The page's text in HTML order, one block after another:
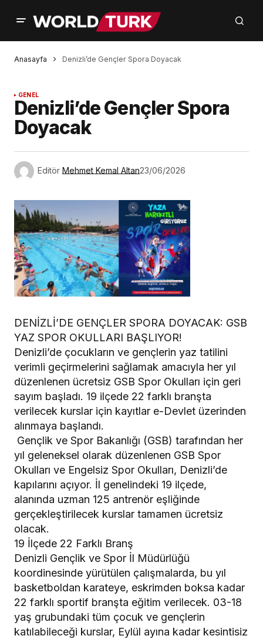
Anasayfa Denizli’de Gençler Spora Doyacak
GENEL
Denizli’de Gençler Spora
Doyacak
Editör Mehmet Kemal Altan23/06/2026
​DENİZLİ’DE GENÇLER SPORA DOYACAK: GSB
YAZ SPOR OKULLARI BAŞLIYOR!
​Denizli’de çocukların ve gençlerin yaz tatilini
verimli geçirmelerini sağlamak amacıyla her yıl
düzenlenen ücretsiz GSB Spor Okulları için geri
sayım başladı. 19 ilçede 22 farklı branşta
verilecek kurslar için kayıtlar e-Devlet üzerinden
alınmaya başlandı.
​ Gençlik ve Spor Bakanlığı (GSB) tarafından her
yıl geleneksel olarak düzenlenen GSB Spor
Okulları ve Engelsiz Spor Okulları, Denizli’de
kapılarını açıyor. İl genelindeki 19 ilçede,
alanında uzman 125 antrenör eşliğinde
gerçekleştirilecek kurslar tamamen ücretsiz
olacak.
​19 İlçede 22 Farklı Branş
​Denizli Gençlik ve Spor İl Müdürlüğü
koordinesinde yürütülen çalışmalarda, bu yıl
basketboldan karateye, eskrimden boksa kadar
22 farklı sportif branşta eğitim verilecek. 03-18
yaş grubundaki tüm çocuk ve gençlerin
katılabileceği kurslar, Eylül ayına kadar kesintisiz